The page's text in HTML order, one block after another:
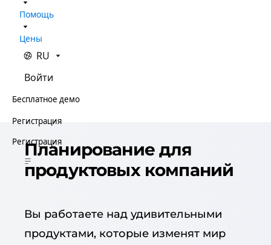
Помощь
Цены
RU
Войти
Бесплатное демо
Регистрация
Регистрация
Планирование для
продуктовых компаний
Вы работаете над удивительными
продуктами, которые изменят мир